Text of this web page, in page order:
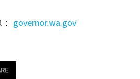
governor.wa.gov